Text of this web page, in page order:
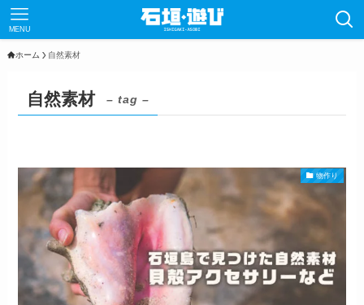
MENU
ホーム 自然素材
自然素材 – tag –
物作り